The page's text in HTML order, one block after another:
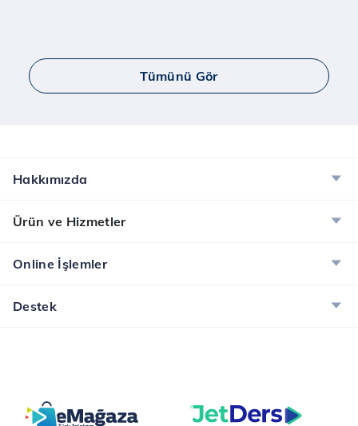
Tümünü Gör
Hakkımızda
Ürün ve Hizmetler
Online İşlemler
Destek